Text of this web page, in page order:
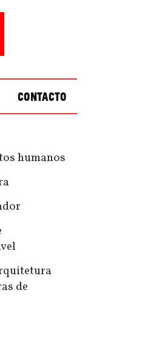
CONTACTO
humanos
de